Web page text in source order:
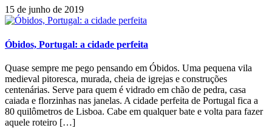
15 de junho de 2019
Óbidos, Portugal: a cidade perfeita
Quase sempre me pego pensando em Óbidos. Uma pequena vila
medieval pitoresca, murada, cheia de igrejas e construções
centenárias. Serve para quem é vidrado em chão de pedra, casa
caiada e florzinhas nas janelas. A cidade perfeita de Portugal fica a
80 quilômetros de Lisboa. Cabe em qualquer bate e volta para fazer
aquele roteiro […]